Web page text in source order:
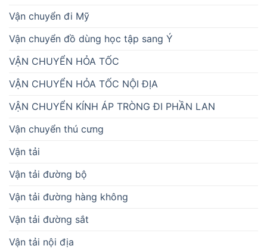
Vận chuyển đi Mỹ
Vận chuyển đồ dùng học tập sang Ý
VẬN CHUYỂN HỎA TỐC
VẬN CHUYỂN HỎA TỐC NỘI ĐỊA
VẬN CHUYỂN KÍNH ÁP TRÒNG ĐI PHẦN LAN
Vận chuyển thú cưng
Vận tải
Vận tải đường bộ
Vận tải đường hàng không
Vận tải đường sắt
Vận tải nội địa